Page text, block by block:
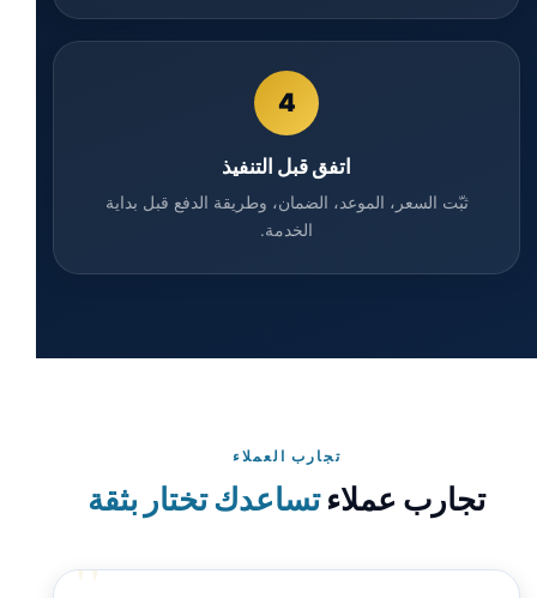
4
اتفق قبل التنفيذ
ثبّت السعر، الموعد، الضمان، وطريقة الدفع قبل بداية
الخدمة.
تجارب العملاء
تجارب عملاءتساعدك تختار بثقة